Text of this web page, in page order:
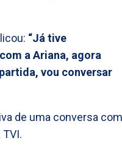
“Já tive
a Ariana, agora
vou conversar
de uma conversa